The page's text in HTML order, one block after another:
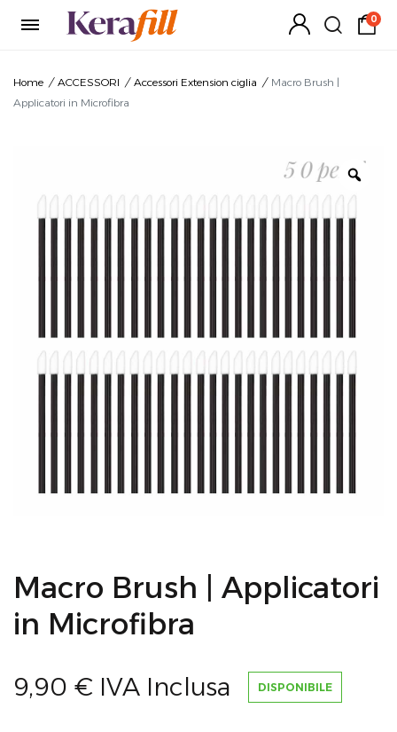
0
Home / ACCESSORI / Accessori Extension ciglia / Macro Brush |
Applicatori in Microfibra
Macro Brush | Applicatori
in Microfibra
9,90 € IVA Inclusa DISPONIBILE